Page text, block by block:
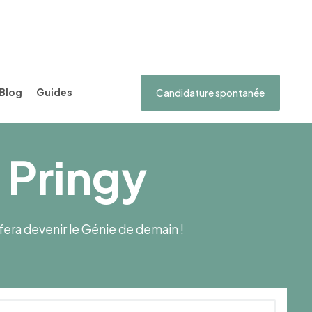
Blog Guides Candidature spontanée
Pringy
devenir le Génie de demain !